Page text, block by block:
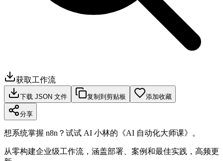
获取工作流
下载 JSON 文件 复制到剪贴板 添加收藏
分享
想系统掌握 n8n？试试 AI 小林的《AI 自动化大师课》。
从零构建企业级工作流，涵盖部署、案例和最佳实践，高频更